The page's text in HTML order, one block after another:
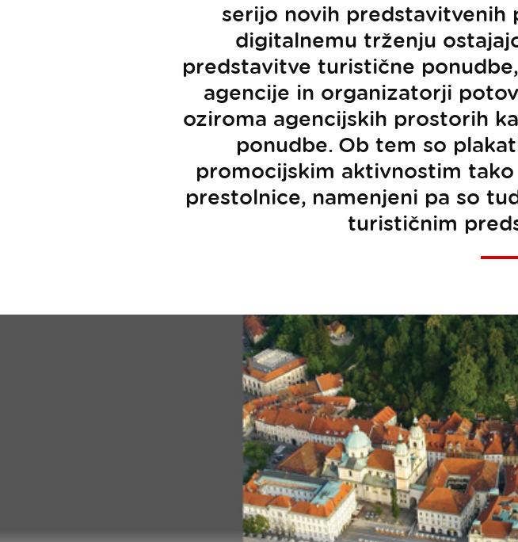
serijo novih predstavitvenih
digitalnemu trženju
predstavitve turistične
agencije in organizatorji
oziroma agencijskih prostorih
ponudbe. Ob tem so
promocijskim aktivnostim
prestolnice, namenjeni pa so
turističnim